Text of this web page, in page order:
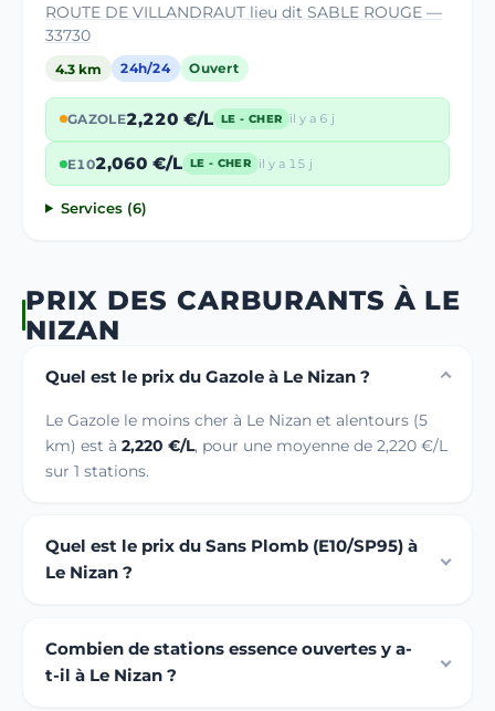
ROUTE DE VILLANDRAUT lieu dit SABLE ROUGE —
33730
4.3 km 24h/24 Ouvert
GAZOLE2,220 €/L LE - CHER il y a 6 j
E102,060 €/L LE - CHER il y a 15 j
Services (6)
PRIX DES CARBURANTS À LE
NIZAN
Quel est le prix du Gazole à Le Nizan ?
Le Gazole le moins cher à Le Nizan et alentours (5
km) est à 2,220 €/L, pour une moyenne de 2,220 €/L
sur 1 stations.
Quel est le prix du Sans Plomb (E10/SP95) à
Le Nizan ?
Combien de stations essence ouvertes y a-
t-il à Le Nizan ?